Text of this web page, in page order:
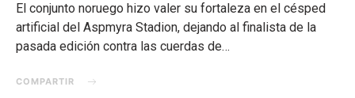
El conjunto noruego hizo valer su fortaleza en el césped
artificial del Aspmyra Stadion, dejando al finalista de la
pasada edición contra las cuerdas de…
COMPARTIR